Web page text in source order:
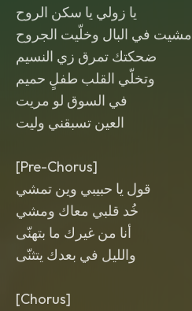
يا زولي يا سكن الروح
مشيت في البال وخلّيت الجروح
ضحكتك تمرق زي النسيم
وتخلّي القلب طفلٍ حميم
في السوق لو مريت
العين تسبقني وليت
[Pre-Chorus]
قول يا حبيبي وين تمشي
خُد قلبي معاك ومشي
أنا من غيرك ما بتهنّى
والليل في بعدك يتثنّى
[Chorus]